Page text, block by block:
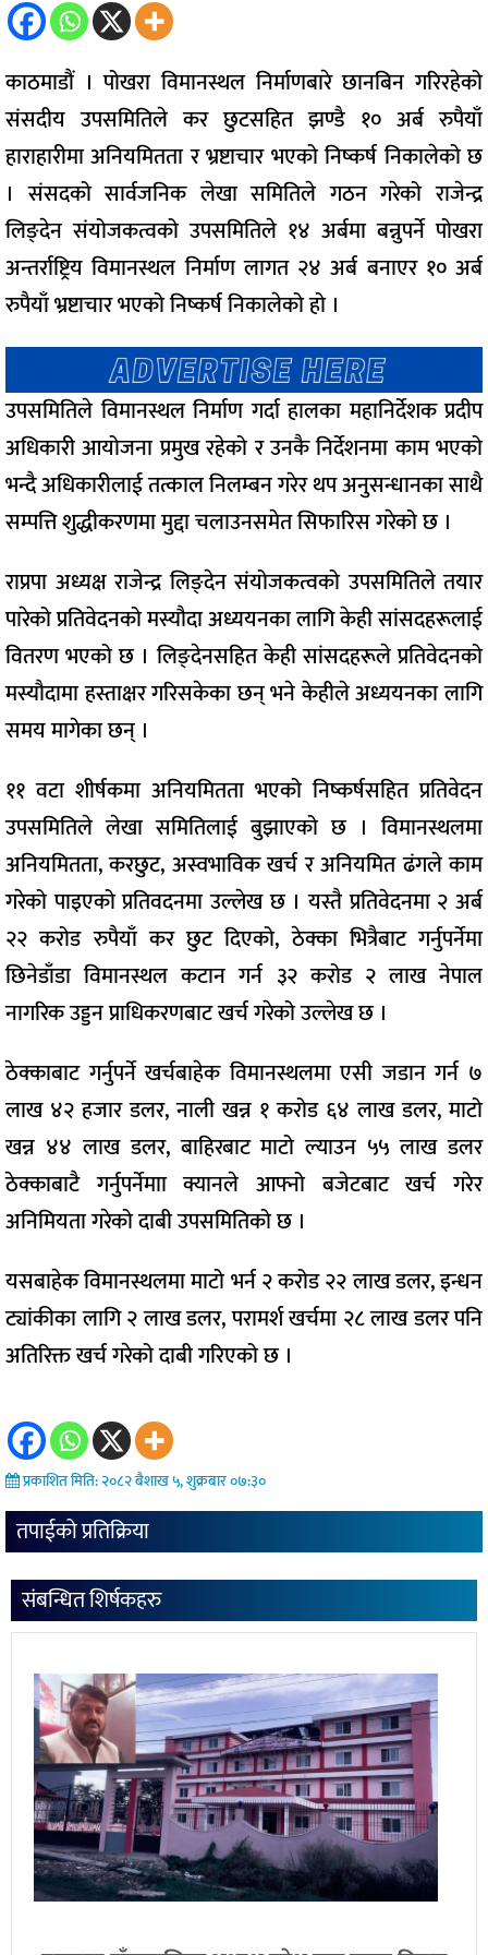
काठमाडौं । पोखरा विमानस्थल निर्माणबारे छानबिन गरिरहेको
संसदीय उपसमितिले कर छुटसहित झण्डै १० अर्ब रुपैयाँ
हाराहारीमा अनियमितता र भ्रष्टाचार भएको निष्कर्ष निकालेको छ
। संसदको सार्वजनिक लेखा समितिले गठन गरेको राजेन्द्र
लिङ्देन संयोजकत्वको उपसमितिले १४ अर्बमा बन्नुपर्ने पोखरा
अन्तर्राष्ट्रिय विमानस्थल निर्माण लागत २४ अर्ब बनाएर १० अर्ब
रुपैयाँ भ्रष्टाचार भएको निष्कर्ष निकालेको हो ।
उपसमितिले विमानस्थल निर्माण गर्दा हालका महानिर्देशक प्रदीप
अधिकारी आयोजना प्रमुख रहेको र उनकै निर्देशनमा काम भएको
भन्दै अधिकारीलाई तत्काल निलम्बन गरेर थप अनुसन्धानका साथै
सम्पत्ति शुद्धीकरणमा मुद्दा चलाउनसमेत सिफारिस गरेको छ ।
राप्रपा अध्यक्ष राजेन्द्र लिङ्देन संयोजकत्वको उपसमितिले तयार
पारेको प्रतिवेदनको मस्यौदा अध्ययनका लागि केही सांसदहरूलाई
वितरण भएको छ । लिङ्देनसहित केही सांसदहरूले प्रतिवेदनको
मस्यौदामा हस्ताक्षर गरिसकेका छन् भने केहीले अध्ययनका लागि
समय मागेका छन् ।
११ वटा शीर्षकमा अनियमितता भएको निष्कर्षसहित प्रतिवेदन
उपसमितिले लेखा समितिलाई बुझाएको छ । विमानस्थलमा
अनियमितता, करछुट, अस्वभाविक खर्च र अनियमित ढंगले काम
गरेको पाइएको प्रतिवदनमा उल्लेख छ । यस्तै प्रतिवेदनमा २ अर्ब
२२ करोड रुपैयाँ कर छुट दिएको, ठेक्का भित्रैबाट गर्नुपर्नेमा
छिनेडाँडा विमानस्थल कटान गर्न ३२ करोड २ लाख नेपाल
नागरिक उड्डन प्राधिकरणबाट खर्च गरेको उल्लेख छ ।
ठेक्काबाट गर्नुपर्ने खर्चबाहेक विमानस्थलमा एसी जडान गर्न ७
लाख ४२ हजार डलर, नाली खन्न १ करोड ६४ लाख डलर, माटो
खन्न ४४ लाख डलर, बाहिरबाट माटो ल्याउन ५५ लाख डलर
ठेक्काबाटै गर्नुपर्नेमाा क्यानले आफ्नो बजेटबाट खर्च गरेर
अनिमियता गरेको दाबी उपसमितिको छ ।
यसबाहेक विमानस्थलमा माटो भर्न २ करोड २२ लाख डलर, इन्धन
ट्यांकीका लागि २ लाख डलर, परामर्श खर्चमा २८ लाख डलर पनि
अतिरिक्त खर्च गरेको दाबी गरिएको छ ।
प्रकाशित मिति: २०८२ बैशाख ५, शुक्रबार ०७:३०
तपाईको प्रतिक्रिया
संबन्धित शिर्षकहरु